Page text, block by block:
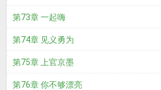
第73章 一起嗨
第74章 见义勇为
第75章 上官京墨
第76章 你不够漂亮